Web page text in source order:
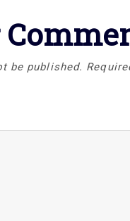
be published.